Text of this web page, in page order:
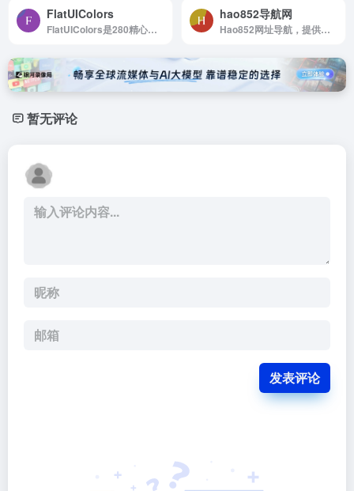
FlatUIColors
FlatUIColors是280精心挑选的颜色准备复制和粘贴
hao852导航网
Hao852网址导航，提供网站目录、公众号导航、小程序导航服务。汇集全网优质网址的中文上网导航，及时收录热门网站、游戏、APP等分类的网址和内容。
暂无评论
发表评论